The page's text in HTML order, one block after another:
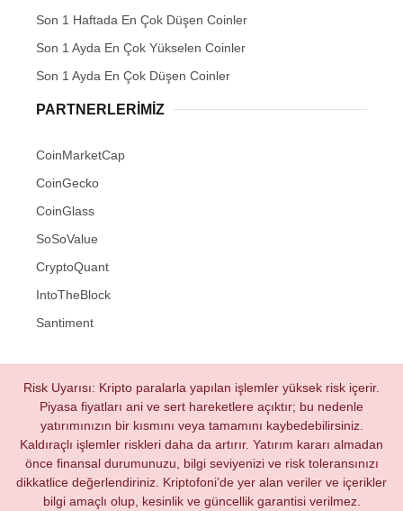
Son 1 Haftada En Çok Düşen Coinler
Son 1 Ayda En Çok Yükselen Coinler
Son 1 Ayda En Çok Düşen Coinler
PARTNERLERIMIZ
CoinMarketCap
CoinGecko
CoinGlass
SoSoValue
CryptoQuant
IntoTheBlock
Santiment
Risk Uyarısı: Kripto paralarla yapılan işlemler yüksek risk içerir.
Piyasa fiyatları ani ve sert hareketlere açıktır; bu nedenle
yatırımınızın bir kısmını veya tamamını kaybedebilirsiniz.
Kaldıraçlı işlemler riskleri daha da artırır. Yatırım kararı almadan
önce finansal durumunuzu, bilgi seviyenizi ve risk toleransınızı
dikkatlice değerlendiriniz. Kriptofoni’de yer alan veriler ve içerikler
bilgi amaçlı olup, kesinlik ve güncellik garantisi verilmez.